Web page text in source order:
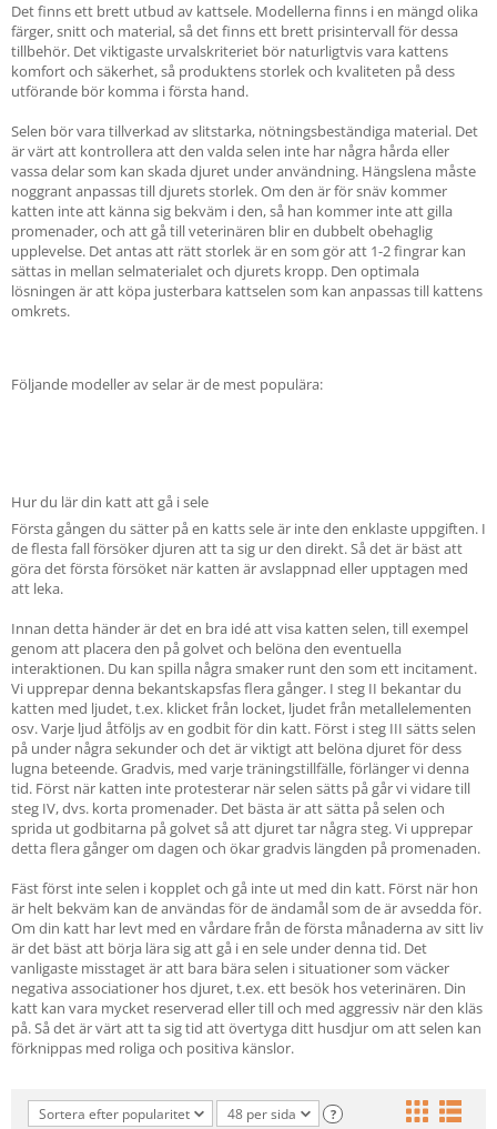
Det finns ett brett utbud av kattsele. Modellerna finns i en mängd olika
färger, snitt och material, så det finns ett brett prisintervall för dessa
tillbehör. Det viktigaste urvalskriteriet bör naturligtvis vara kattens
komfort och säkerhet, så produktens storlek och kvaliteten på dess
utförande bör komma i första hand.
Selen bör vara tillverkad av slitstarka, nötningsbeständiga material. Det
är värt att kontrollera att den valda selen inte har några hårda eller
vassa delar som kan skada djuret under användning. Hängslena måste
noggrant anpassas till djurets storlek. Om den är för snäv kommer
katten inte att känna sig bekväm i den, så han kommer inte att gilla
promenader, och att gå till veterinären blir en dubbelt obehaglig
upplevelse. Det antas att rätt storlek är en som gör att 1-2 fingrar kan
sättas in mellan selmaterialet och djurets kropp. Den optimala
lösningen är att köpa justerbara kattselen som kan anpassas till kattens
omkrets.
Följande modeller av selar är de mest populära:
Hur du lär din katt att gå i sele
Första gången du sätter på en katts sele är inte den enklaste uppgiften. I
de flesta fall försöker djuren att ta sig ur den direkt. Så det är bäst att
göra det första försöket när katten är avslappnad eller upptagen med
att leka.
Innan detta händer är det en bra idé att visa katten selen, till exempel
genom att placera den på golvet och belöna den eventuella
interaktionen. Du kan spilla några smaker runt den som ett incitament.
Vi upprepar denna bekantskapsfas flera gånger. I steg II bekantar du
katten med ljudet, t.ex. klicket från locket, ljudet från metallelementen
osv. Varje ljud åtföljs av en godbit för din katt. Först i steg III sätts selen
på under några sekunder och det är viktigt att belöna djuret för dess
lugna beteende. Gradvis, med varje träningstillfälle, förlänger vi denna
tid. Först när katten inte protesterar när selen sätts på går vi vidare till
steg IV, dvs. korta promenader. Det bästa är att sätta på selen och
sprida ut godbitarna på golvet så att djuret tar några steg. Vi upprepar
detta flera gånger om dagen och ökar gradvis längden på promenaden.
Fäst först inte selen i kopplet och gå inte ut med din katt. Först när hon
är helt bekväm kan de användas för de ändamål som de är avsedda för.
Om din katt har levt med en vårdare från de första månaderna av sitt liv
är det bäst att börja lära sig att gå i en sele under denna tid. Det
vanligaste misstaget är att bara bära selen i situationer som väcker
negativa associationer hos djuret, t.ex. ett besök hos veterinären. Din
katt kan vara mycket reserverad eller till och med aggressiv när den kläs
på. Så det är värt att ta sig tid att övertyga ditt husdjur om att selen kan
förknippas med roliga och positiva känslor.
Sortera efter popularitet 48 per sida ?